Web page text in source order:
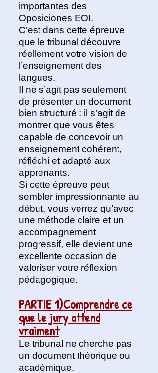
importantes des
Oposiciones EOI.
C’est dans cette épreuve
que le tribunal découvre
réellement votre vision de
l’enseignement des
langues.
Il ne s’agit pas seulement
de présenter un document
bien structuré : il s’agit de
montrer que vous êtes
capable de concevoir un
enseignement cohérent,
réfléchi et adapté aux
apprenants.
Si cette épreuve peut
sembler impressionnante au
début, vous verrez qu’avec
une méthode claire et un
accompagnement
progressif, elle devient une
excellente occasion de
valoriser votre réflexion
pédagogique.
PARTIE 1)Comprendre ce
que le jury attend
vraiment
Le tribunal ne cherche pas
un document théorique ou
académique.